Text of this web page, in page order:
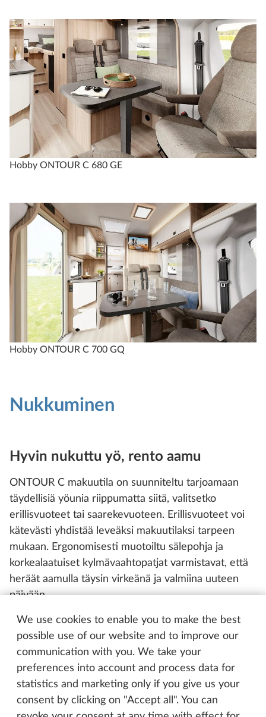
We use cookies to enable you to make the best
possible use of our website and to improve our
communication with you. We take your
preferences into account and process data for
statistics and marketing only if you give us your
consent by clicking on "Accept all". You can
Hobby ONTOUR C 680 GE
Hobby ONTOUR C 700 GQ
Nukkuminen
Hyvin nukuttu yö, rento aamu
ONTOUR C makuutila on suunniteltu tarjoamaan
täydellisiä yöunia riippumatta siitä, valitsetko
erillisvuoteet tai saarekevuoteen. Erillisvuoteet voi
kätevästi yhdistää leveäksi makuutilaksi tarpeen
mukaan. Ergonomisesti muotoiltu sälepohja ja
korkealaatuiset kylmävaahtopatjat varmistavat, että
heräät aamulla täysin virkeänä ja valmiina uuteen
päivään.